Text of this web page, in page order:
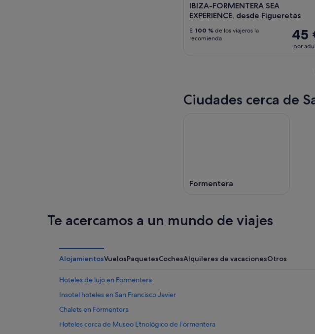
IBIZA-FORMENTERA SEA
EXPERIENCE, desde Figueretas
45
por
El 100 % de los viajeros la
recomienda
Ciudades cerca de
Formentera
Te acercamos a un mundo de viajes
AlojamientosVuelosPaquetesCochesAlquileres de vacacionesOtros
Hoteles de lujo en Formentera
Insotel hoteles en San Francisco Javier
Chalets en Formentera
Hoteles cerca de Museo Etnológico de Formentera